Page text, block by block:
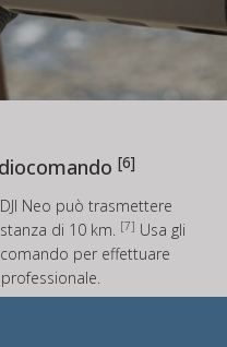
[6]
DJI Neo può trasmettere
di 10 km. [7] Usa gli
per effettuare